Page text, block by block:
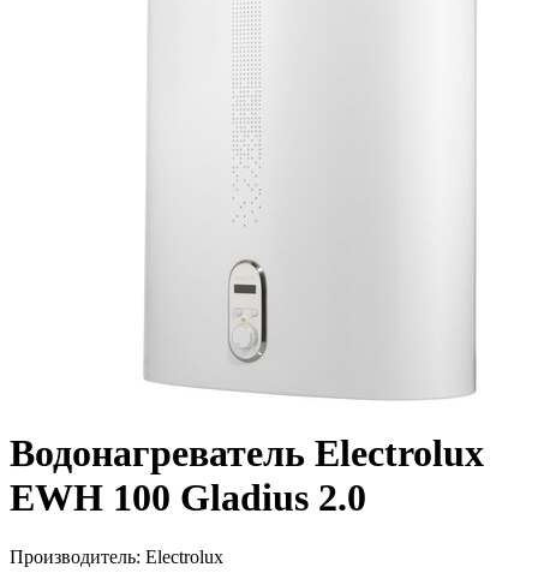
Водонагреватель Electrolux
EWH 100 Gladius 2.0
Производитель: Electrolux